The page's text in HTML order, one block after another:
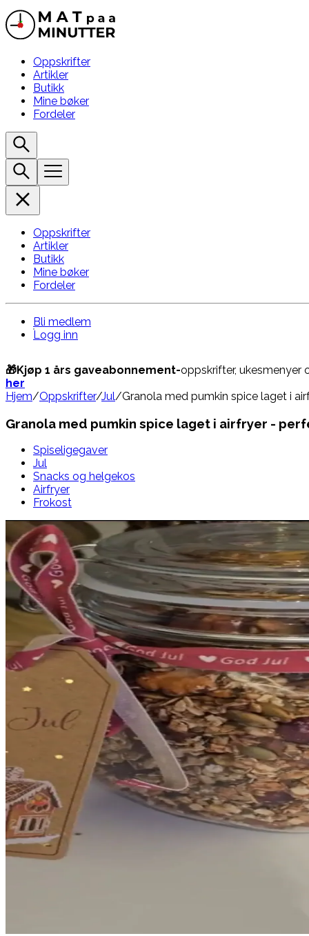
Oppskrifter
Artikler
Butikk
Mine bøker
Fordeler
Oppskrifter
Artikler
Butikk
Mine bøker
Fordeler
Bli medlem
Logg inn
🎁Kjøp 1 års gaveabonnement-oppskrifter,
her
Hjem/Oppskrifter/Jul/Granola med pumkin spice laget i
Granola med pumkin spice laget i airfryer -
Spiseligegaver
Jul
Snacks og helgekos
Airfryer
Frokost